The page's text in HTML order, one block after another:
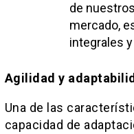
de
mercado,
integrales
Agilidad y
Una de las
capacidad de